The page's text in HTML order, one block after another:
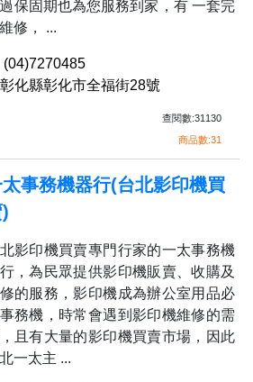
保固期也為您服務到家，有 一套完
修， ...
(04)7270485
彰化縣彰化市全福街28號
查閱數:31130
商品數:31
太事務機器行(台北影印機買
影印機買賣專門行家的一太事務機
，為民眾提供影印機販賣、收購及
的服務，影印機成為辦公室用品必
務機，時常會遇到影印機維修的需
且有大量的影印機買賣市場，因此
一太主 ...